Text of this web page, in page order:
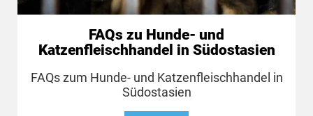
FAQs zu Hunde- und
Katzenfleischhandel in Südostasien
FAQs zum Hunde- und Katzenfleischhandel in
Südostasien